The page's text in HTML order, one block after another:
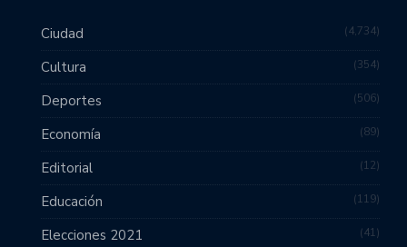
Ciudad 4,734
Cultura 354
Deportes 506
Economía 89
Editorial 12
Educación 119
Elecciones 2021 41